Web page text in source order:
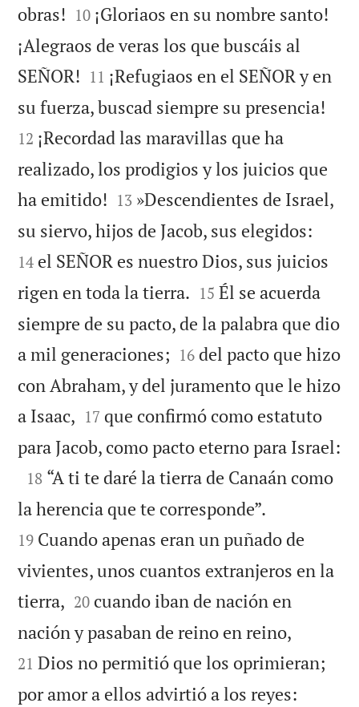
obras! 

10 ¡Gloriaos en su nombre santo!
¡Alegraos de veras los que buscáis al
SEÑOR! 

11 ¡Refugiaos en el SEÑOR y en
su fuerza, buscad siempre su presencia!
12 ¡Recordad las maravillas que ha
realizado, los prodigios y los juicios que
ha emitido! 

13 »Descendientes de Israel,
su siervo, hijos de Jacob, sus elegidos:
14 el SEÑOR es nuestro Dios, sus juicios
rigen en toda la tierra. 

15 Él se acuerda
siempre de su pacto, de la palabra que dio
a mil generaciones; 

16 del pacto que hizo
con Abraham, y del juramento que le hizo
a Isaac, 

17 que confirmó como estatuto
para Jacob, como pacto eterno para Israel:

18 “A ti te daré la tierra de Canaán como
la herencia que te corresponde”.
19 Cuando apenas eran un puñado de
vivientes, unos cuantos extranjeros en la
tierra, 

20 cuando iban de nación en
nación y pasaban de reino en reino,
21 Dios no permitió que los oprimieran;
por amor a ellos advirtió a los reyes: